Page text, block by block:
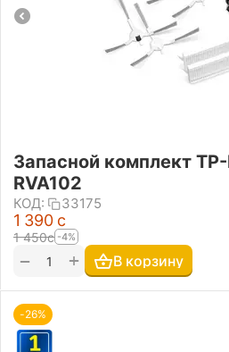
Запасной комплект
RVA102
КОД: 33175
1 390 с
1 450с -4%
+
− В корзину
-26%